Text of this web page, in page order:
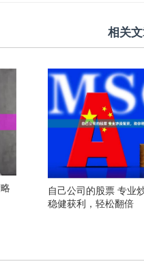
相关
自己公司的股票 专业
稳健获利，轻松翻倍